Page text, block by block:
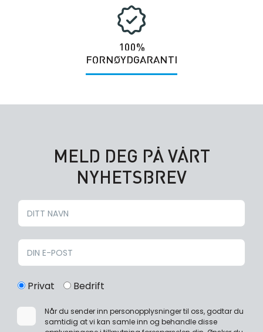
100%
FORNØYDGARANTI
MELD DEG PÅ VÅRT
NYHETSBREV
Privat Bedrift
Når du sender inn personopplysninger til oss, godtar du
samtidig at vi kan samle inn og behandle disse